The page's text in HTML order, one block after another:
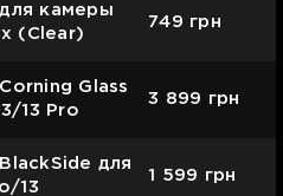
камеры
(Clear)
749 грн
Glass
13 Pro
3 899 грн
для
13
1 599 грн